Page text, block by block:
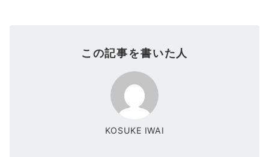
この記事を書いた人
KOSUKE IWAI